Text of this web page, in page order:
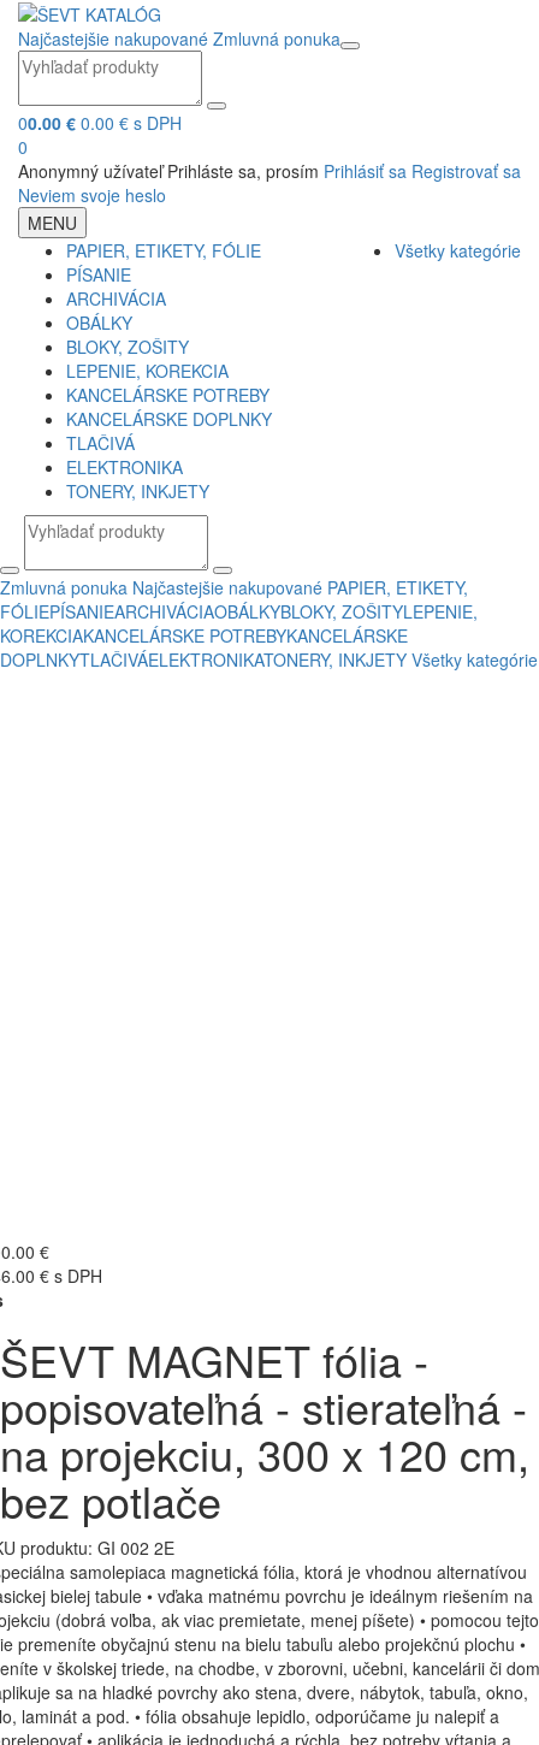
Najčastejšie nakupované Zmluvná ponuka
00.00 € 0.00 € s DPH
0
Anonymný užívateľ Prihláste sa, prosím Prihlásiť sa Registrovať sa
Neviem svoje heslo
MENU
PAPIER, ETIKETY, FÓLIE
PÍSANIE
ARCHIVÁCIA
OBÁLKY
BLOKY, ZOŠITY
LEPENIE, KOREKCIA
KANCELÁRSKE POTREBY
KANCELÁRSKE DOPLNKY
TLAČIVÁ
ELEKTRONIKA
TONERY, INKJETY
Všetky kategórie
Zmluvná ponuka Najčastejšie nakupované PAPIER, ETIKETY,
FÓLIEPÍSANIEARCHIVÁCIAOBÁLKYBLOKY, ZOŠITYLEPENIE,
KOREKCIAKANCELÁRSKE POTREBYKANCELÁRSKE
DOPLNKYTLAČIVÁELEKTRONIKATONERY, INKJETY Všetky kategórie
€
€ s DPH
ŠEVT MAGNET fólia -
popisovateľná - stierateľná -
na projekciu, 300 x 120 cm,
bez potlače
produktu: GI 002 2E
samolepiaca magnetická fólia, ktorá je vhodnou alternatívou
bielej tabule • vďaka matnému povrchu je ideálnym riešením na
(dobrá voľba, ak viac premietate, menej píšete) • pomocou tejto
premeníte obyčajnú stenu na bielu tabuľu alebo projekčnú plochu •
v školskej triede, na chodbe, v zborovni, učebni, kancelárii či
sa na hladké povrchy ako stena, dvere, nábytok, tabuľa, okno,
laminát a pod. • fólia obsahuje lepidlo, odporúčame ju nalepiť a